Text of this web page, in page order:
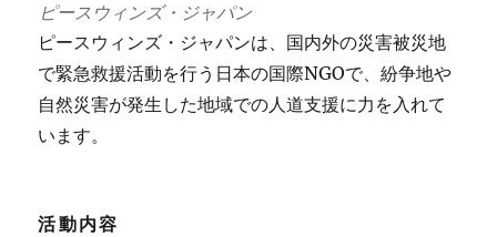
ピースウィンズ・ジャパン
ピースウィンズ・ジャパンは、国内外の災害被災地
で緊急救援活動を行う日本の国際NGOで、紛争地や
自然災害が発生した地域での人道支援に力を入れて
います。
活動内容